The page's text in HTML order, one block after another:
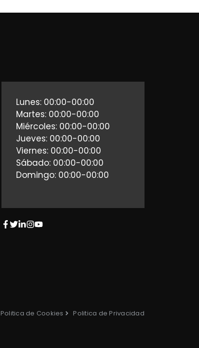
Lunes: 00:00-00:00
Martes: 00:00-00:00
Miércoles: 00:00-00:00
Jueves: 00:00-00:00
Viernes: 00:00-00:00
Sábado: 00:00-00:00
Domingo: 00:00-00:00
Politica de Cookies Politica de Privacidad